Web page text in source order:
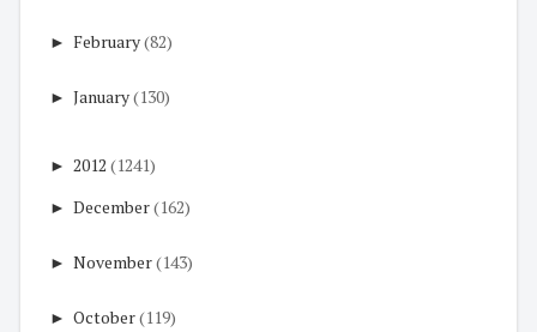
► February(82)
► January(130)
► 2012 (1241)
► December(162)
► November(143)
► October(119)